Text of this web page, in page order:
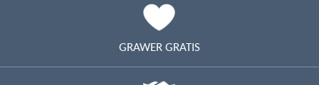
GRAWER GRATIS